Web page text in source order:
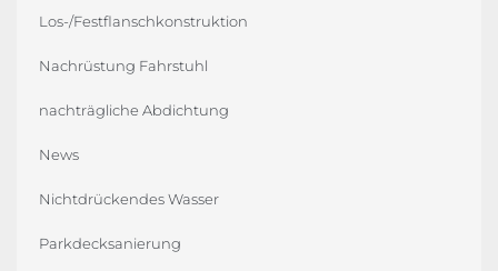
Los-/Festflanschkonstruktion
Nachrüstung Fahrstuhl
nachträgliche Abdichtung
News
Nichtdrückendes Wasser
Parkdecksanierung